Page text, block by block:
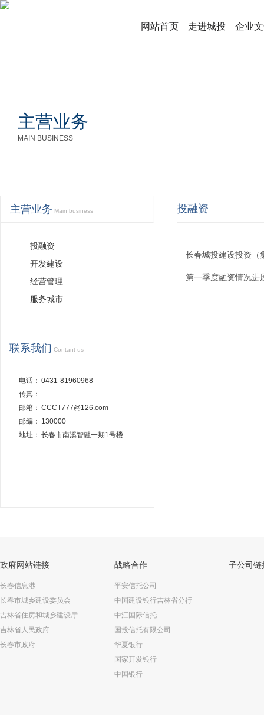
网站首页 走进城投 企业
主营业务
MAIN BUSINESS
主营业务 Main business
投融资
开发建设
经营管理
服务城市
联系我们 Contant us
电话： 0431-81960968
传真：
邮箱： CCCT777@126.com
邮编： 130000
地址： 长春市南溪智融一期1号楼
投融资
长春城投建设投资（
第一季度融资情况进
政府网站链接
长春信息港
长春市城乡建设委员会
吉林省住房和城乡建设厅
吉林省人民政府
长春市政府
战略合作
平安信托公司
中国建设银行吉林省分行
中江国际信托
国投信托有限公司
华夏银行
国家开发银行
中国银行
子公司链